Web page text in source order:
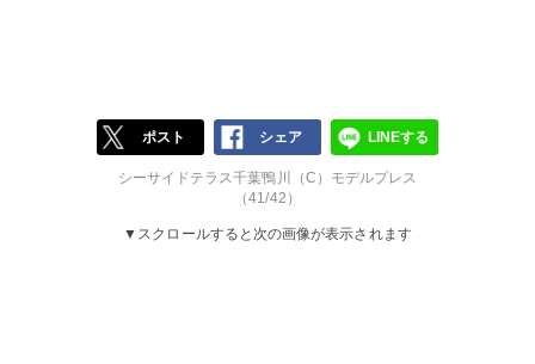
ポスト シェア LINEする
シーサイドテラス千葉鴨川（C）モデルプレス
（41/42）
▼スクロールすると次の画像が表示されます